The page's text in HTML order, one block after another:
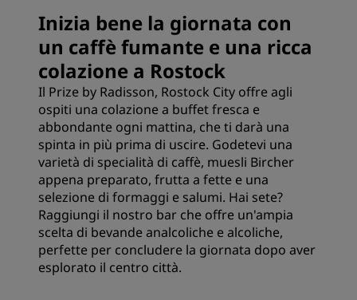
Inizia bene la giornata con
un caffè fumante e una ricca
colazione a Rostock
Il Prize by Radisson, Rostock City offre agli
ospiti una colazione a buffet fresca e
abbondante ogni mattina, che ti darà una
spinta in più prima di uscire. Godetevi una
varietà di specialità di caffè, muesli Bircher
appena preparato, frutta a fette e una
selezione di formaggi e salumi. Hai sete?
Raggiungi il nostro bar che offre un'ampia
scelta di bevande analcoliche e alcoliche,
perfette per concludere la giornata dopo aver
esplorato il centro città.